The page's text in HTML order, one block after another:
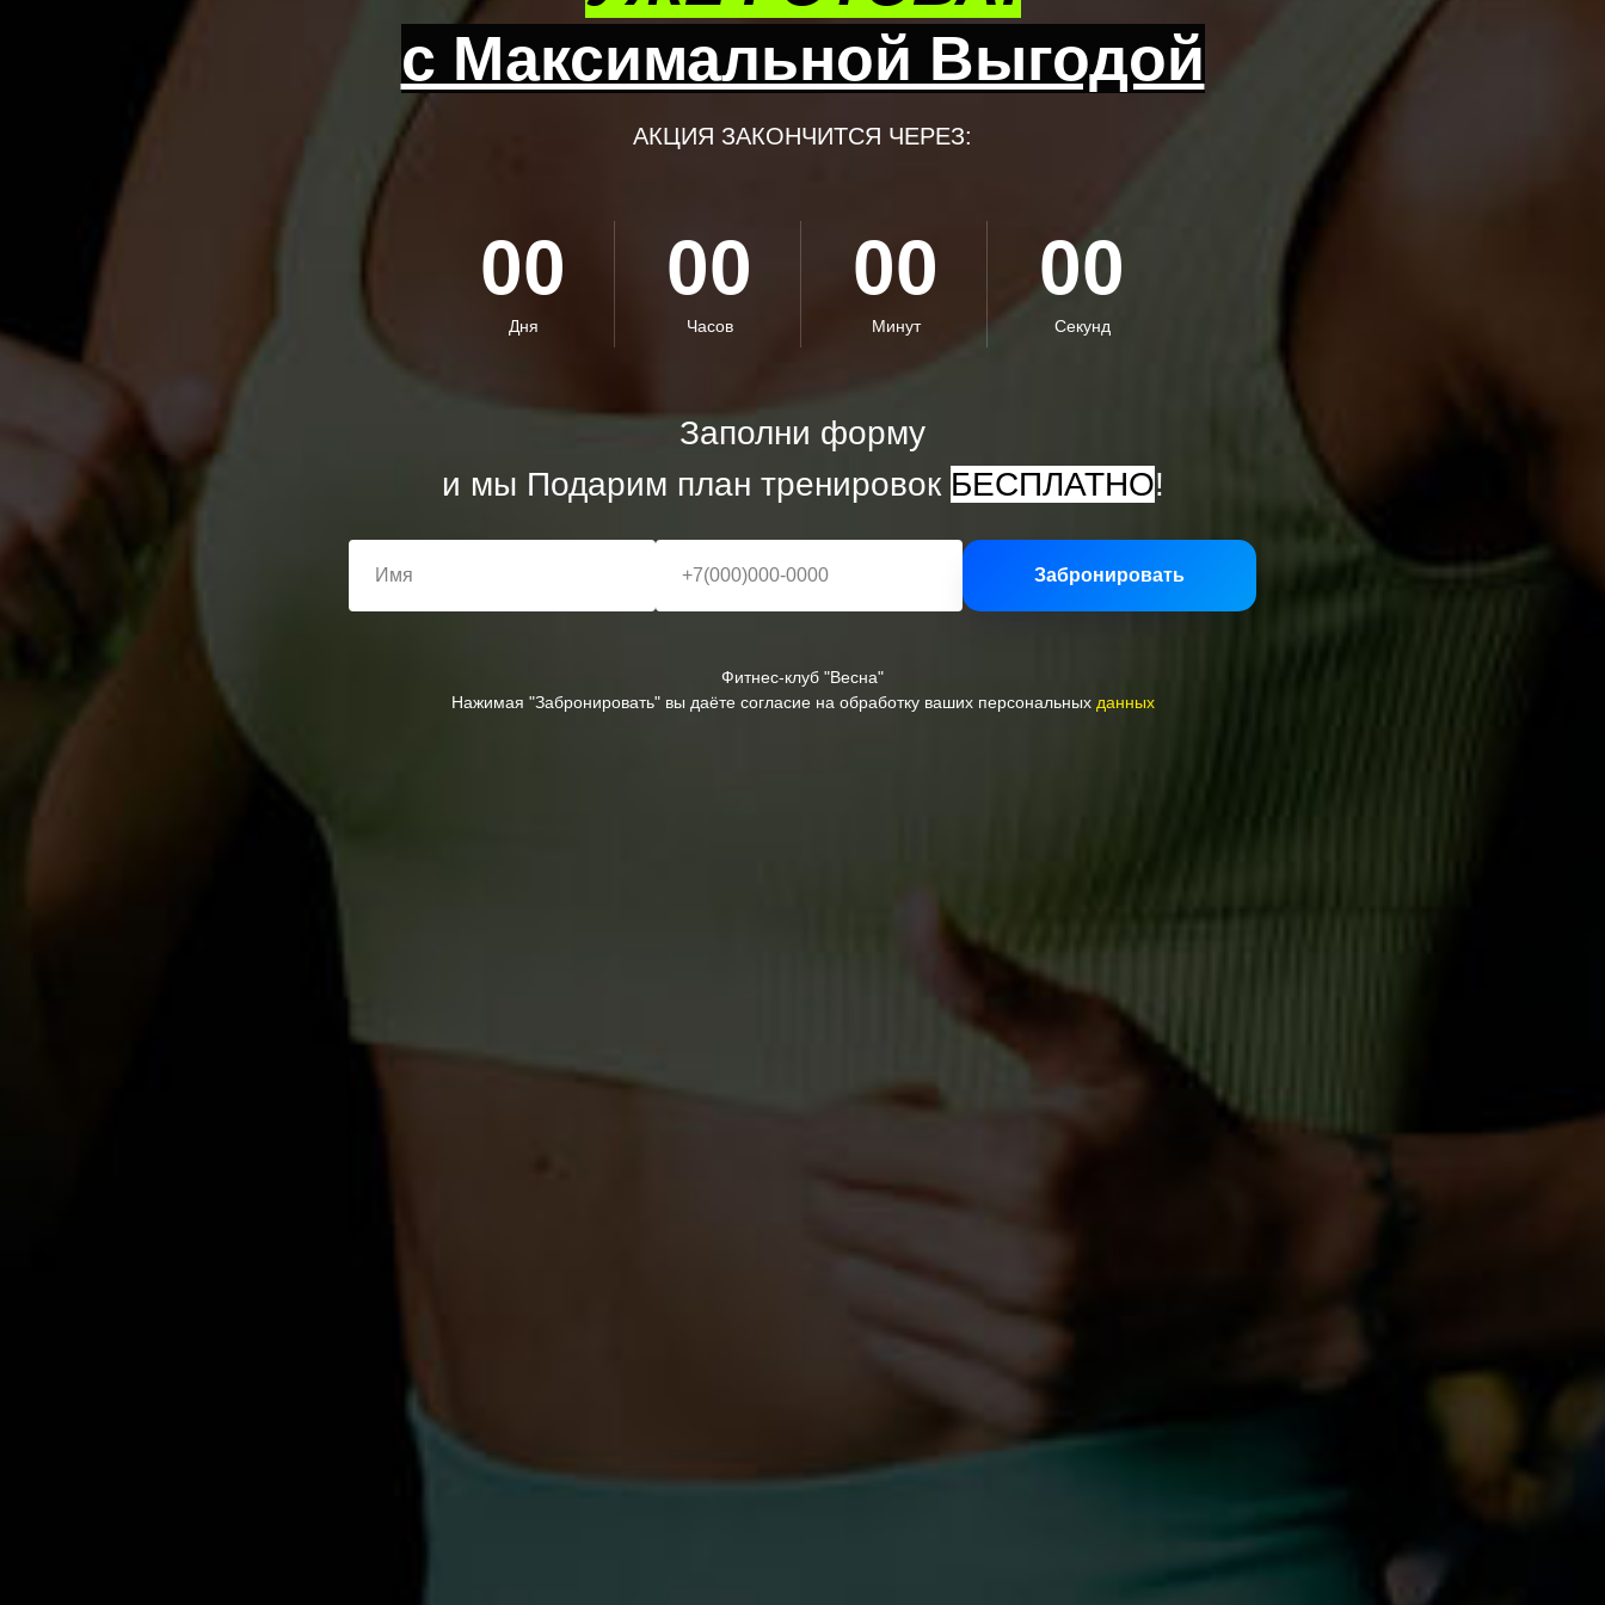
с Максимальной Выгодой
АКЦИЯ ЗАКОНЧИТСЯ ЧЕРЕЗ:
00
Дня
00
Часов
00
Минут
00
Секунд
Заполни форму
и мы Подарим план тренировок БЕСПЛАТНО!
Забронировать
Фитнес-клуб "Весна"
Нажимая "Забронировать" вы даёте согласие на обработку ваших персональных данных